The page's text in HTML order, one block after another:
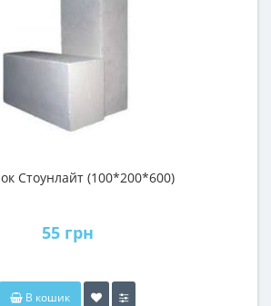
Стоунлайт (100*200*600)
55 грн
В кошик